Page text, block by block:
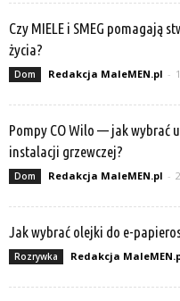
Czy MIELE i SMEG pomagają
życia?
Dom Redakcja MaleMEN.pl -
Pompy CO Wilo — jak wybrać
instalacji grzewczej?
Dom Redakcja MaleMEN.pl -
Jak wybrać olejki do e-
Rozrywka Redakcja